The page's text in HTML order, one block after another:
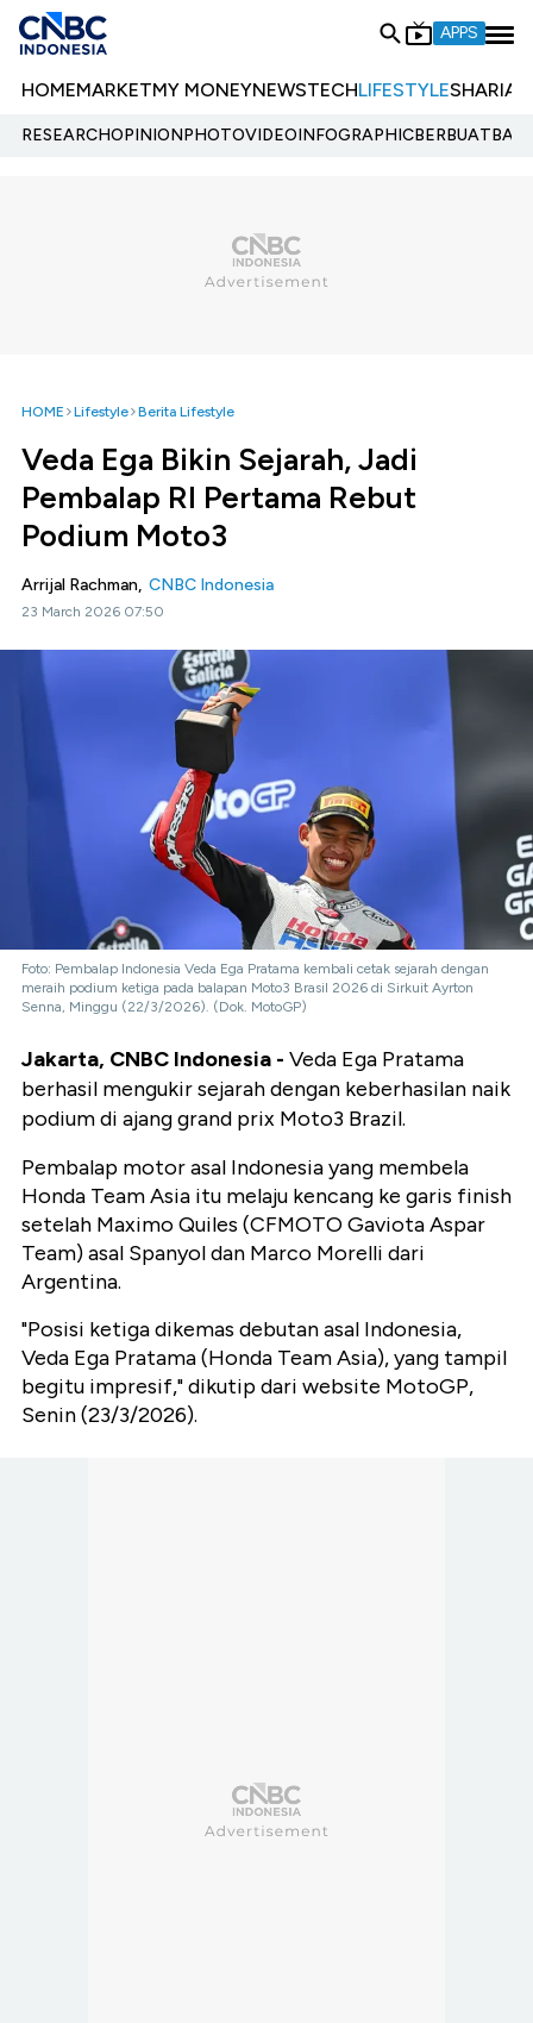
APPS
HOMEMARKETMY MONEYNEWSTECHLIFESTYLESHARIA
RESEARCHOPINIONPHOTOVIDEOINFOGRAPHIC
HOME Lifestyle Berita Lifestyle
Veda Ega Bikin Sejarah, Jadi
Pembalap RI Pertama Rebut
Podium Moto3
Arrijal Rachman, CNBC Indonesia
23 March 2026 07:50
Foto: Pembalap Indonesia Veda Ega Pratama kembali cetak sejarah dengan
meraih podium ketiga pada balapan Moto3 Brasil 2026 di Sirkuit Ayrton
Senna, Minggu (22/3/2026). (Dok. MotoGP)
Jakarta, CNBC Indonesia - Veda Ega Pratama
berhasil mengukir sejarah dengan keberhasilan naik
podium di ajang grand prix Moto3 Brazil.
Pembalap motor asal Indonesia yang membela
Honda Team Asia itu melaju kencang ke garis finish
setelah Maximo Quiles (CFMOTO Gaviota Aspar
Team) asal Spanyol dan Marco Morelli dari
Argentina.
"Posisi ketiga dikemas debutan asal Indonesia,
Veda Ega Pratama (Honda Team Asia), yang tampil
begitu impresif," dikutip dari website MotoGP,
Senin (23/3/2026).